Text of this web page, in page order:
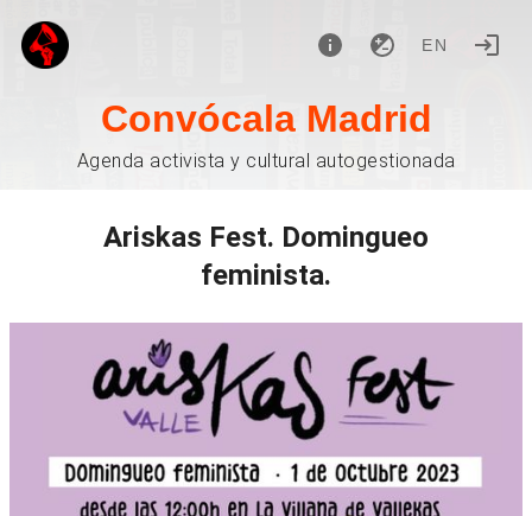
EN
Convócala Madrid
Agenda activista y cultural autogestionada
Ariskas Fest. Domingueo
feminista.